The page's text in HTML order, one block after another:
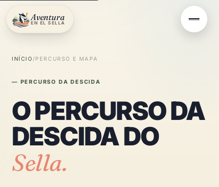
Aventura
EN EL SELLA
INÍCIO/PERCURSO E MAPA
— PERCURSO DA DESCIDA
O PERCURSO DA
DESCIDA DO
Sella.